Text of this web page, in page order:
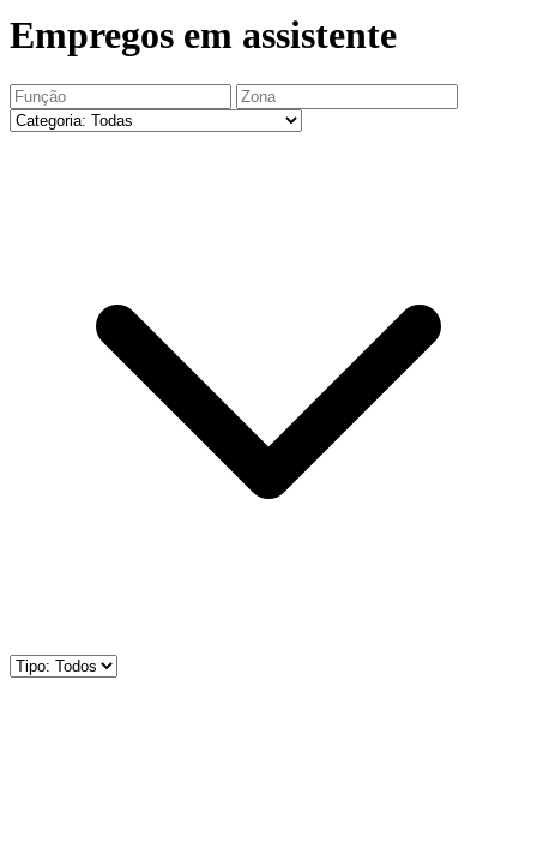
Empregos em assistente